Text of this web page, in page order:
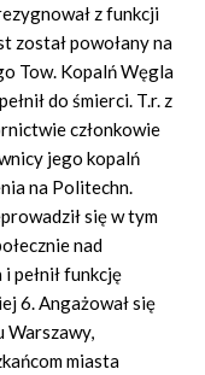
z funkcji
został powołany na
Tow. Kopalń Węgla
do śmierci. T.r. z
członkowie
jego kopalń
na Politechn.
się w tym
nad
pełnił funkcję
6. Angażował się
Warszawy,
miasta